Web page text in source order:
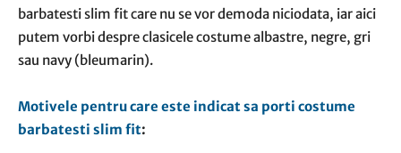
barbatesti slim fit care nu se vor demoda niciodata, iar aici
putem vorbi despre clasicele costume albastre, negre, gri
sau navy (bleumarin).
Motivele pentru care este indicat sa porti costume
barbatesti slim fit: